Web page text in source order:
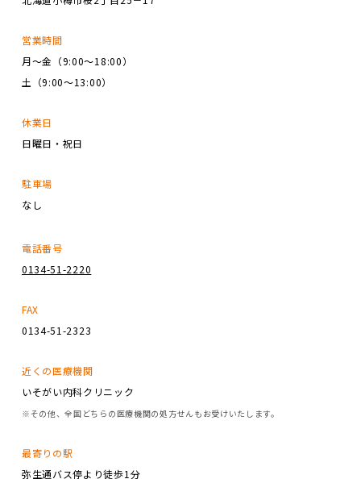
営業時間
月～金（9:00～18:00）
土（9:00～13:00）
休業日
日曜日・祝日
駐車場
なし
電話番号
0134-51-2220
FAX
0134-51-2323
近くの医療機関
いそがい内科クリニック
※その他、全国どちらの医療機関の処方せんもお受けいたします。
最寄りの駅
弥生通バス停より徒歩1分